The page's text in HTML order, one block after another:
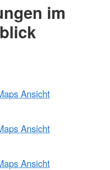
im
Ansicht
Ansicht
Ansicht